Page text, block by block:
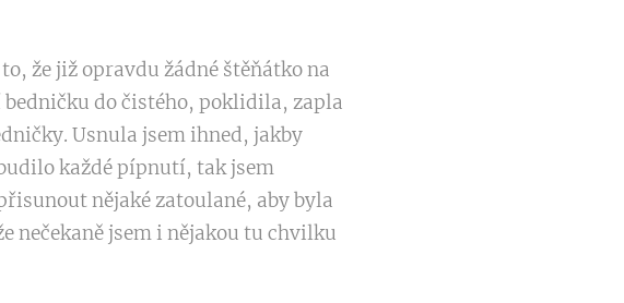
že již opravdu žádné štěňátko na
do čistého, poklidila, zapla
Usnula jsem ihned, jakby
každé pípnutí, tak jsem
nějaké zatoulané, aby byla
nečekaně jsem i nějakou tu chvilku